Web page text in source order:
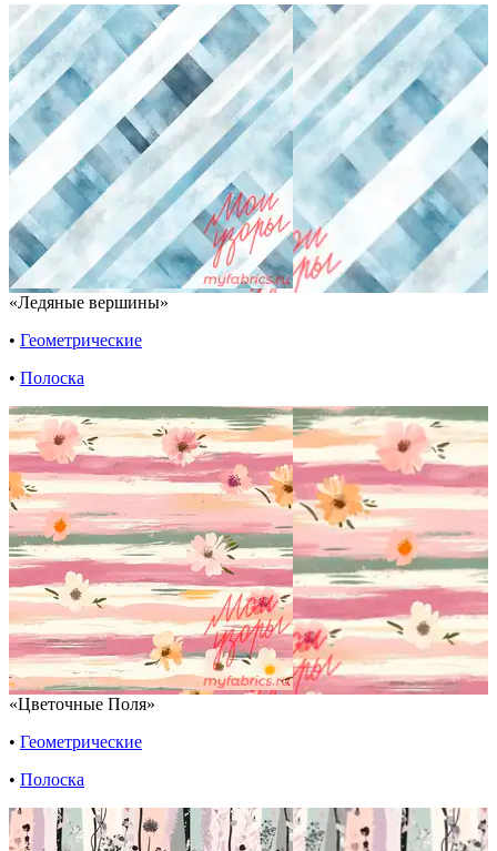
«Ледяные вершины»
• Геометрические
• Полоска
«Цветочные Поля»
• Геометрические
• Полоска